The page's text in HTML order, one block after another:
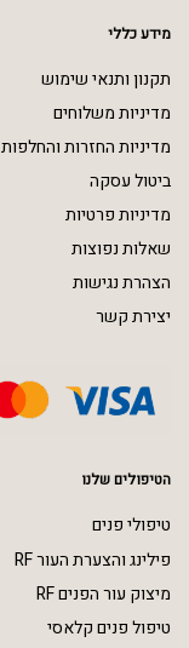
מידע כללי
תקנון ותנאי שימוש
מדיניות משלוחים
מדיניות החזרות והחלפות
ביטול עסקה
מדיניות פרטיות
שאלות נפוצות
הצהרת נגישות
יצירת קשר
הטיפולים שלנו
טיפולי פנים
פילינג והצערת העור RF
מיצוק עור הפנים RF
טיפול פנים קלאסי